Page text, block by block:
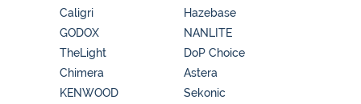
Caligri
GODOX
Hazebase
NANLITE
TheLight
Chimera
KENWOOD
DoP Choice
Astera
Sekonic